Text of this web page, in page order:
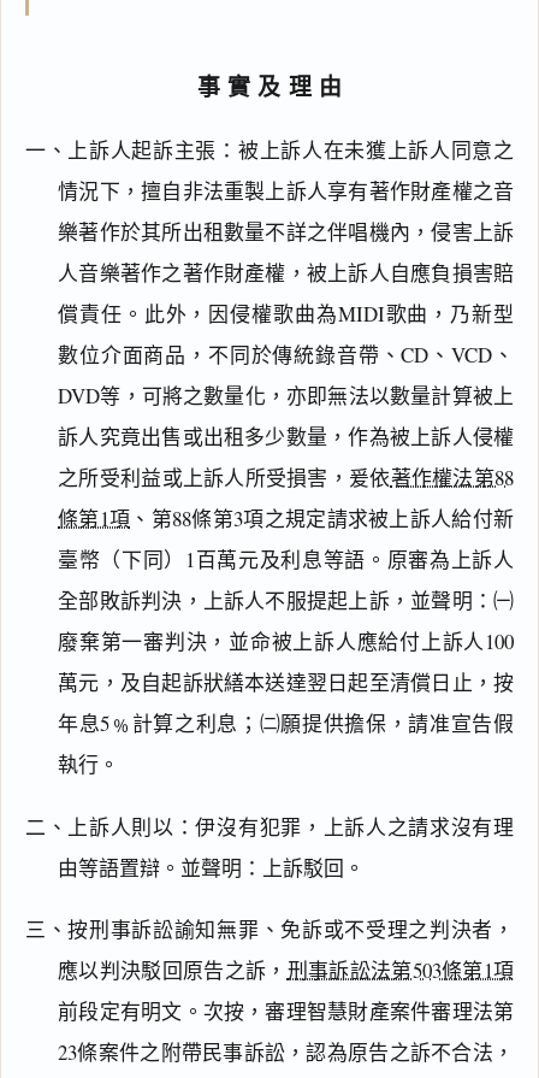
事實及理由
一、上訴人起訴主張：被上訴人在未獲上訴人同意之
情況下，擅自非法重製上訴人享有著作財產權之音
樂著作於其所出租數量不詳之伴唱機內，侵害上訴
人音樂著作之著作財產權，被上訴人自應負損害賠
償責任。此外，因侵權歌曲為MIDI歌曲，乃新型
數位介面商品，不同於傳統錄音帶、CD、VCD、
DVD等，可將之數量化，亦即無法以數量計算被上
訴人究竟出售或出租多少數量，作為被上訴人侵權
之所受利益或上訴人所受損害，爰依著作權法第88
條第1項 、第88條第3項之規定請求被上訴人給付新
臺幣（下同）1百萬元及利息等語。原審為上訴人
全部敗訴判決，上訴人不服提起上訴，並聲明：㈠
廢棄第一審判決，並命被上訴人應給付上訴人100
萬元，及自起訴狀繕本送達翌日起至清償日止，按
年息5﹪計算之利息；㈡願提供擔保，請准宣告假
執行。
二、上訴人則以：伊沒有犯罪，上訴人之請求沒有理
由等語置辯。並聲明：上訴駁回。
三、按刑事訴訟諭知無罪、免訴或不受理之判決者，
應以判決駁回原告之訴， 刑事訴訟法第503條第1項
前段定有明文。次按，審理智慧財產案件審理法第
23條案件之附帶民事訴訟，認為原告之訴不合法，